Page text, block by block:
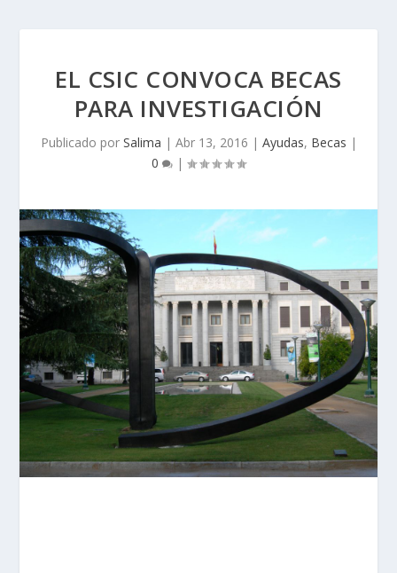
EL CSIC CONVOCA BECAS
PARA INVESTIGACIÓN
Publicado por Salima | Abr 13, 2016 | Ayudas, Becas |
0
|